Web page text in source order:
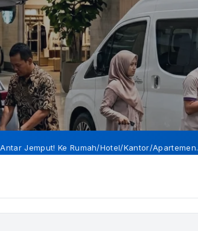
Jemput! Ke Rumah/Hotel/Kantor/Apartemen.